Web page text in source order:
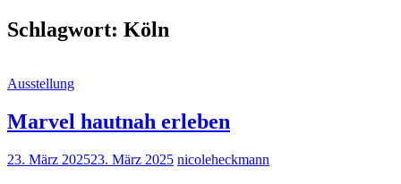
Schlagwort: Köln
Cat
Ausstellung
Marvel hautnah erleben
Posted
23. März 202523. März 2025 nicoleheckmann